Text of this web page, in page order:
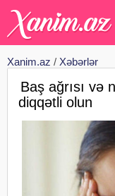
Xanim.az / Xəbərlər
Baş ağrısı və
diqqətli olun